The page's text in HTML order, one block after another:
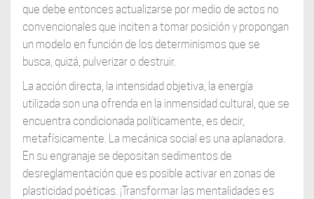
que debe entonces actualizarse por medio de actos no
convencionales que inciten a tomar posición y propongan
un modelo en función de los determinismos que se
busca, quizá, pulverizar o destruir.
La acción directa, la intensidad objetiva, la energía
utilizada son una ofrenda en la inmensidad cultural, que se
encuentra condicionada políticamente, es decir,
metafísicamente. La mecánica social es una aplanadora.
En su engranaje se depositan sedimentos de
desreglamentación que es posible activar en zonas de
plasticidad poéticas. ¡Transformar las mentalidades es